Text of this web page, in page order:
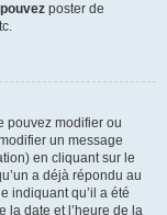
pouvez poster de
pouvez modifier ou
un message
en cliquant sur le
a déjà répondu au
indiquant qu’il a été
la date et l’heure de la